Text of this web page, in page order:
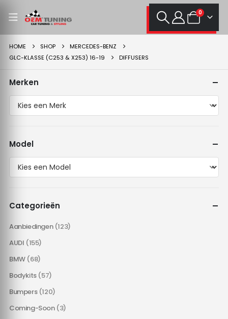
0
HOME SHOP
MERCEDES-BENZ
GLC-KLASSE (C253 & X253) 16-19
DIFFUSERS
Merken
Model
Categorieën
Aanbiedingen (123)
AUDI (155)
BMW (68)
Bodykits (57)
Bumpers (120)
Coming-Soon (3)